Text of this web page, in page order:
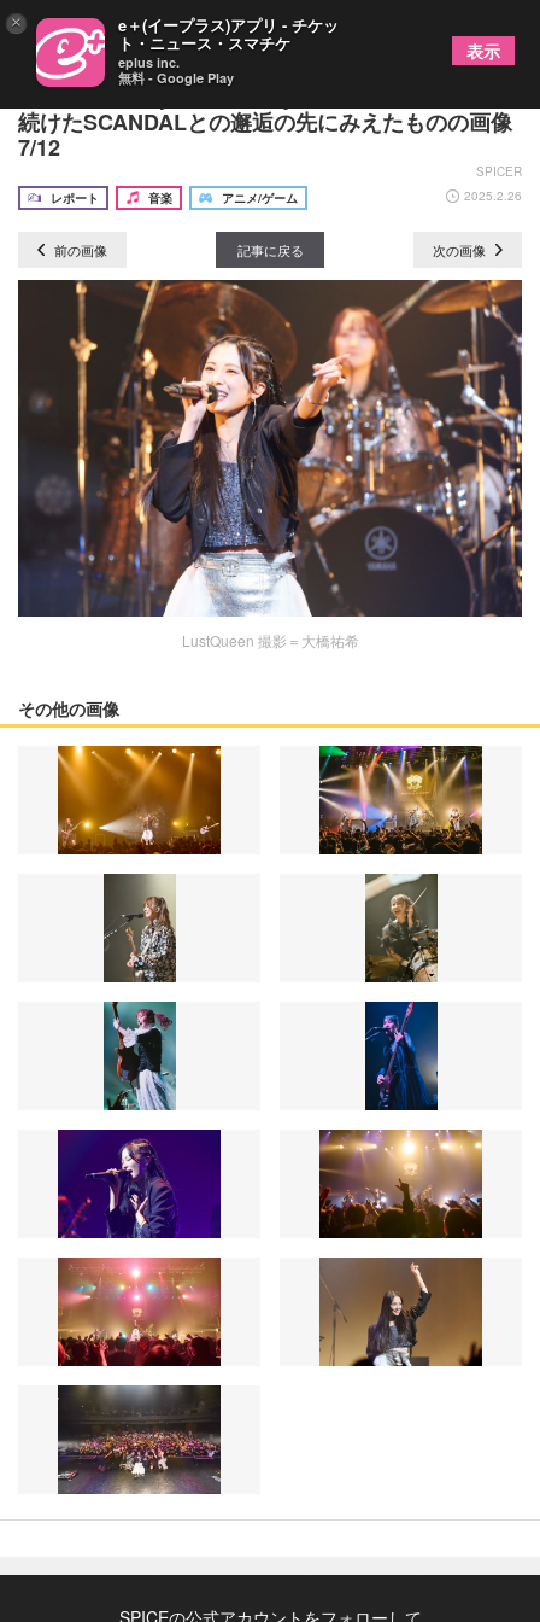
『LustQueen pre. Stairway to Queen vol.3』憧れ
続けたSCANDALとの邂逅の先にみえたものの画像
7/12
SPICER
レポート
音楽 アニメ/ゲーム 2025.2.26
前の画像 記事に戻る 次の画像
LustQueen 撮影＝大橋祐希
その他の画像
SPICEの公式アカウントをフォローして
× e＋(イープラス)アプリ - チケッ
ト・ニュース・スマチケ
eplus inc.
無料 - Google Play
表示